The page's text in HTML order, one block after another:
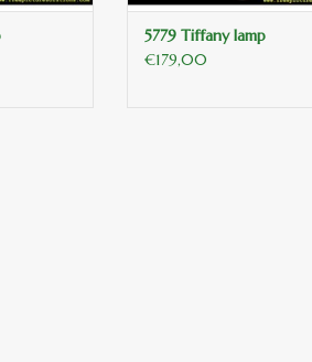
5779 Tiffany lamp
€179,00